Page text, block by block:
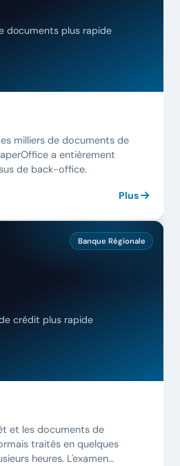
documents plus rapide
milliers de documents de
a entièrement
de back-office.
Plus
Banque Régionale
crédit plus rapide
et les documents de
traités en quelques
heures. L'examen